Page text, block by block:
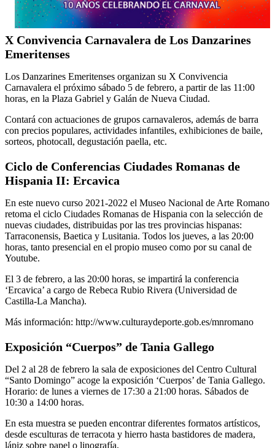
X Convivencia Carnavalera de Los Danzarines
Emeritenses
Los Danzarines Emeritenses organizan su X Convivencia
Carnavalera el próximo sábado 5 de febrero, a partir de las 11:00
horas, en la Plaza Gabriel y Galán de Nueva Ciudad.
Contará con actuaciones de grupos carnavaleros, además de barra
con precios populares, actividades infantiles, exhibiciones de baile,
sorteos, photocall, degustación paella, etc.
Ciclo de Conferencias Ciudades Romanas de
Hispania II: Ercavica
En este nuevo curso 2021-2022 el Museo Nacional de Arte Romano
retoma el ciclo Ciudades Romanas de Hispania con la selección de
nuevas ciudades, distribuidas por las tres provincias hispanas:
Tarraconensis, Baetica y Lusitania. Todos los jueves, a las 20:00
horas, tanto presencial en el propio museo como por su canal de
Youtube.
El 3 de febrero, a las 20:00 horas, se impartirá la conferencia
‘Ercavica’ a cargo de Rebeca Rubio Rivera (Universidad de
Castilla-La Mancha).
Más información: http://www.culturaydeporte.gob.es/mnromano
Exposición “Cuerpos” de Tania Gallego
Del 2 al 28 de febrero la sala de exposiciones del Centro Cultural
“Santo Domingo” acoge la exposición ‘Cuerpos’ de Tania Gallego.
Horario: de lunes a viernes de 17:30 a 21:00 horas. Sábados de
10:30 a 14:00 horas.
En esta muestra se pueden encontrar diferentes formatos artísticos,
desde esculturas de terracota y hierro hasta bastidores de madera,
lápiz sobre papel o linografía.